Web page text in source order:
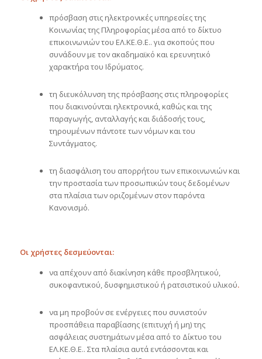
πρόσβαση στις ηλεκτρονικές υπηρεσίες της
Κοινωνίας της Πληροφορίας μέσα από το δίκτυο
επικοινωνιών του ΕΛ.ΚΕ.Θ.Ε.. για σκοπούς που
συνάδουν με τον ακαδημαϊκό και ερευνητικό
χαρακτήρα του Ιδρύματος.
τη διευκόλυνση της πρόσβασης στις πληροφορίες
που διακινούνται ηλεκτρονικά, καθώς και της
παραγωγής, ανταλλαγής και διάδοσής τους,
τηρουμένων πάντοτε των νόμων και του
Συντάγματος.
τη διασφάλιση του απορρήτου των επικοινωνιών και
την προστασία των προσωπικών τους δεδομένων
στα πλαίσια των οριζομένων στον παρόντα
Κανονισμό.
Οι χρήστες δεσμεύονται:
να απέχουν από διακίνηση κάθε προσβλητικού,
συκοφαντικού, δυσφημιστικού ή ρατσιστικού υλικού.
να μη προβούν σε ενέργειες που συνιστούν
προσπάθεια παραβίασης (επιτυχή ή μη) της
ασφάλειας συστημάτων μέσα από το Δίκτυο του
ΕΛ.ΚΕ.Θ.Ε.. Στα πλαίσια αυτά εντάσσονται και